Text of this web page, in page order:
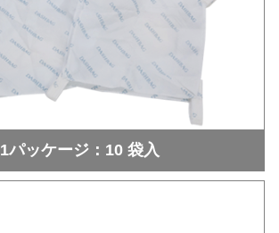
1パッケージ：10 袋入